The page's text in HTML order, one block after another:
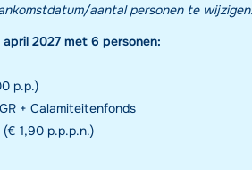
aantal personen te wijzigen.
2027 met 6 personen:
p.p.)
+ Calamiteitenfonds
1,90 p.p.p.n.)